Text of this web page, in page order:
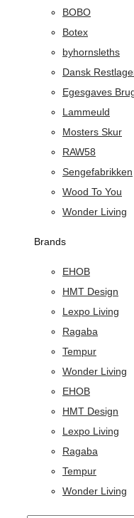
BOBO
Botex
byhornsleths
Dansk
Egesgaves
Lammeuld
Mosters Skur
RAW58
Sengefabrikken
Wood To You
Wonder Living
Brands
EHOB
HMT Design
Lexpo Living
Ragaba
Tempur
Wonder Living
EHOB
HMT Design
Lexpo Living
Ragaba
Tempur
Wonder Living